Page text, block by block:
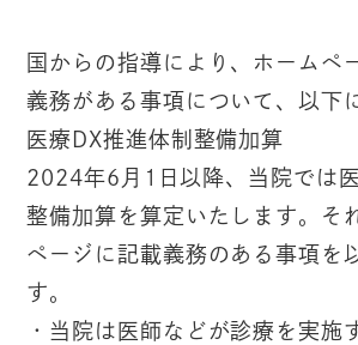
国からの指導により、ホームペ
義務がある事項について、以下
医療DX推進体制整備加算
2024年6月1日以降、当院では
整備加算を算定いたします。そ
ページに記載義務のある事項を
す。
・当院は医師などが診療を実施